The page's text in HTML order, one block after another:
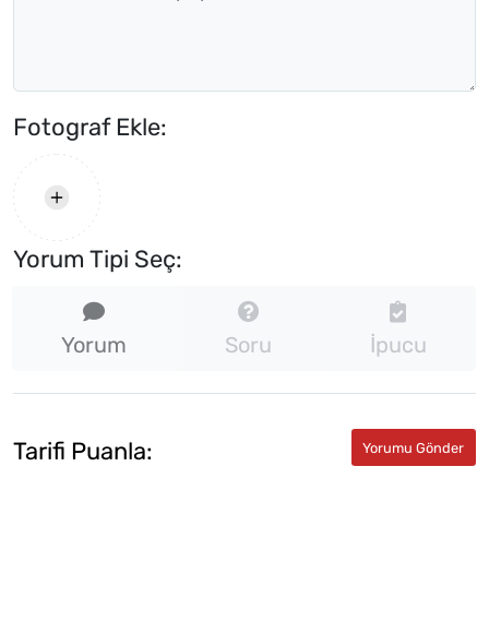
Fotograf Ekle:
Yorum Tipi Seç:
Yorum Soru İpucu
Tarifi Puanla: